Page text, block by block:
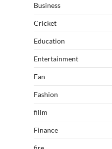
Business
Cricket
Education
Entertainment
Fan
Fashion
fillm
Finance